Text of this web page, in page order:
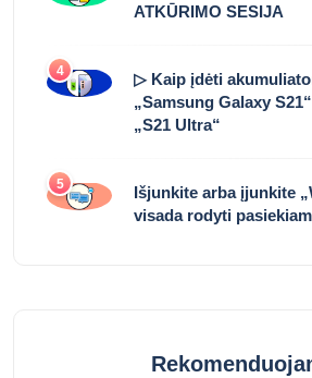
ATKŪRIMO SESIJA
4
▷ Kaip įdėti
„Samsung Galaxy
„S21 Ultra“
5
Išjunkite arba įjunkite
visada rodyti